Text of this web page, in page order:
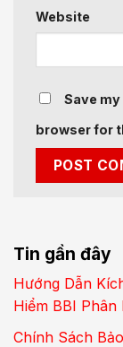
Website
Save
browser for
Tin gần đây
Hướng Dẫn
Hiểm BBI Phân
Chính Sách